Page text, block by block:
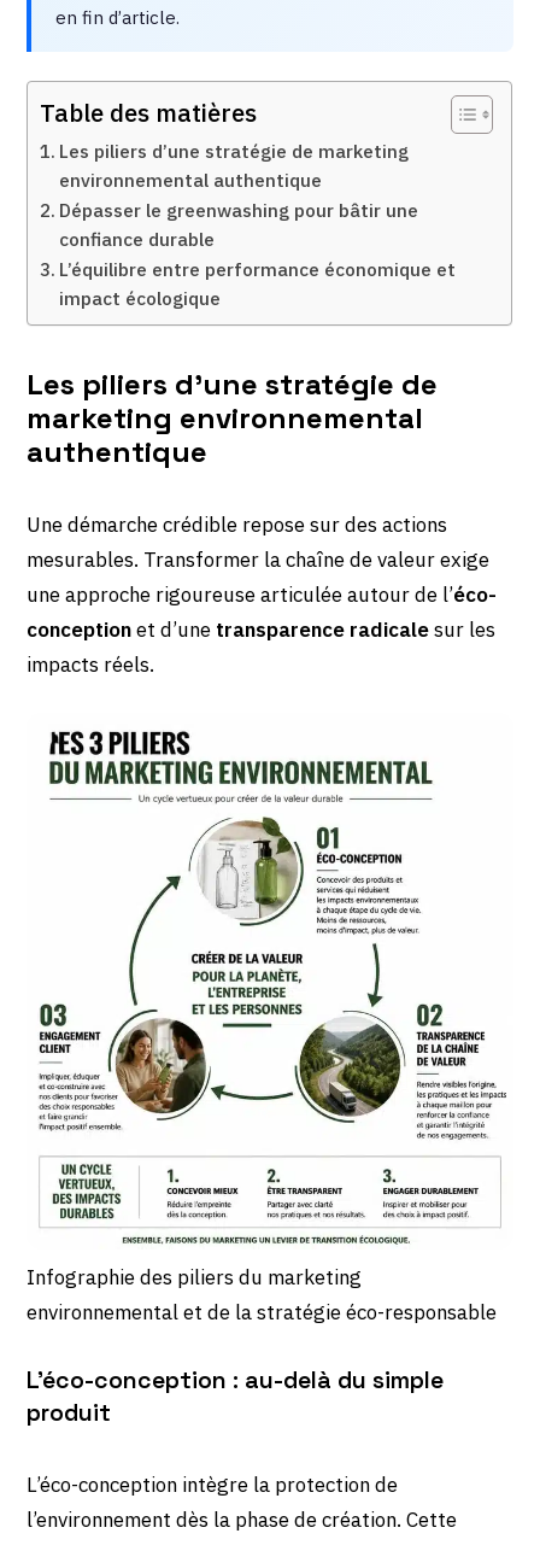
en fin d’article.
Table des matières
Les piliers d’une stratégie de marketing
environnemental authentique
Dépasser le greenwashing pour bâtir une
confiance durable
L’équilibre entre performance économique et
impact écologique
Les piliers d’une stratégie de
marketing environnemental
authentique
Une démarche crédible repose sur des actions
mesurables. Transformer la chaîne de valeur exige
une approche rigoureuse articulée autour de l’éco-
conceptionet d’une transparence radicalesur les
impacts réels.
Infographie des piliers du marketing
environnemental et de la stratégie éco-responsable
L’éco-conception : au-delà du simple
produit
L’éco-conception intègre la protection de
l’environnement dès la phase de création. Cette